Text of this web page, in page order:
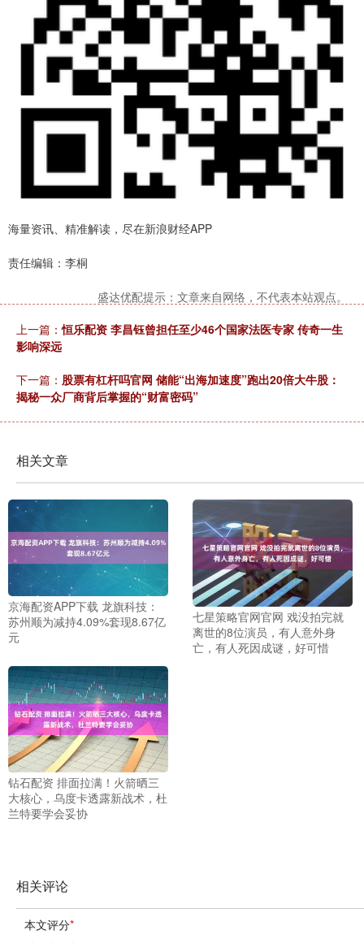
海量资讯、精准解读，尽在新浪财经APP
责任编辑：李桐
盛达优配提示：文章来自网络，不代表本站观点。
上一篇：恒乐配资 李昌钰曾担任至少46个国家法医专家 传奇一生
影响深远
下一篇： 股票有杠杆吗官网 储能“出海加速度”跑出20倍大牛股：
揭秘一众厂商背后掌握的“财富密码”
相关文章
京海配资APP下载 龙旗科技：
苏州顺为减持4.09%套现8.67亿
元
七星策略官网官网 戏没拍完就
离世的8位演员，有人意外身
亡，有人死因成谜，好可惜
钻石配资 排面拉满！火箭晒三
大核心，乌度卡透露新战术，杜
兰特要学会妥协
相关评论
本文评分*